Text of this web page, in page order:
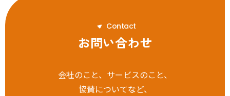
Contact
お問い合わせ
会社のこと、サービスのこと、
協賛についてなど、